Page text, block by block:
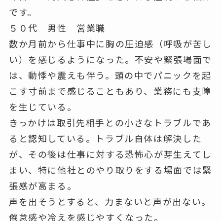
です。
５０代 男性 営業職
数か月前から仕事中に胸の圧迫感（呼吸が苦し
い）を感じるようになった。不安や緊張場面で
は、動悸や震えも伴う。頭の中でパニックを起
こす寸前まで感じることもあり、業務にも支障
を生じている。
きっかけは取引先相手との小さなトラブルであ
ると認知している。トラブル自体は解決した
が、その後は仕事に対する恐怖心が芽生えてし
まい、特に他社とのやり取りをする場面では緊
張感が高まる。
声を出そうとすると、力まないと声が出ない。
倦怠感や冷えを感じやすくなった。